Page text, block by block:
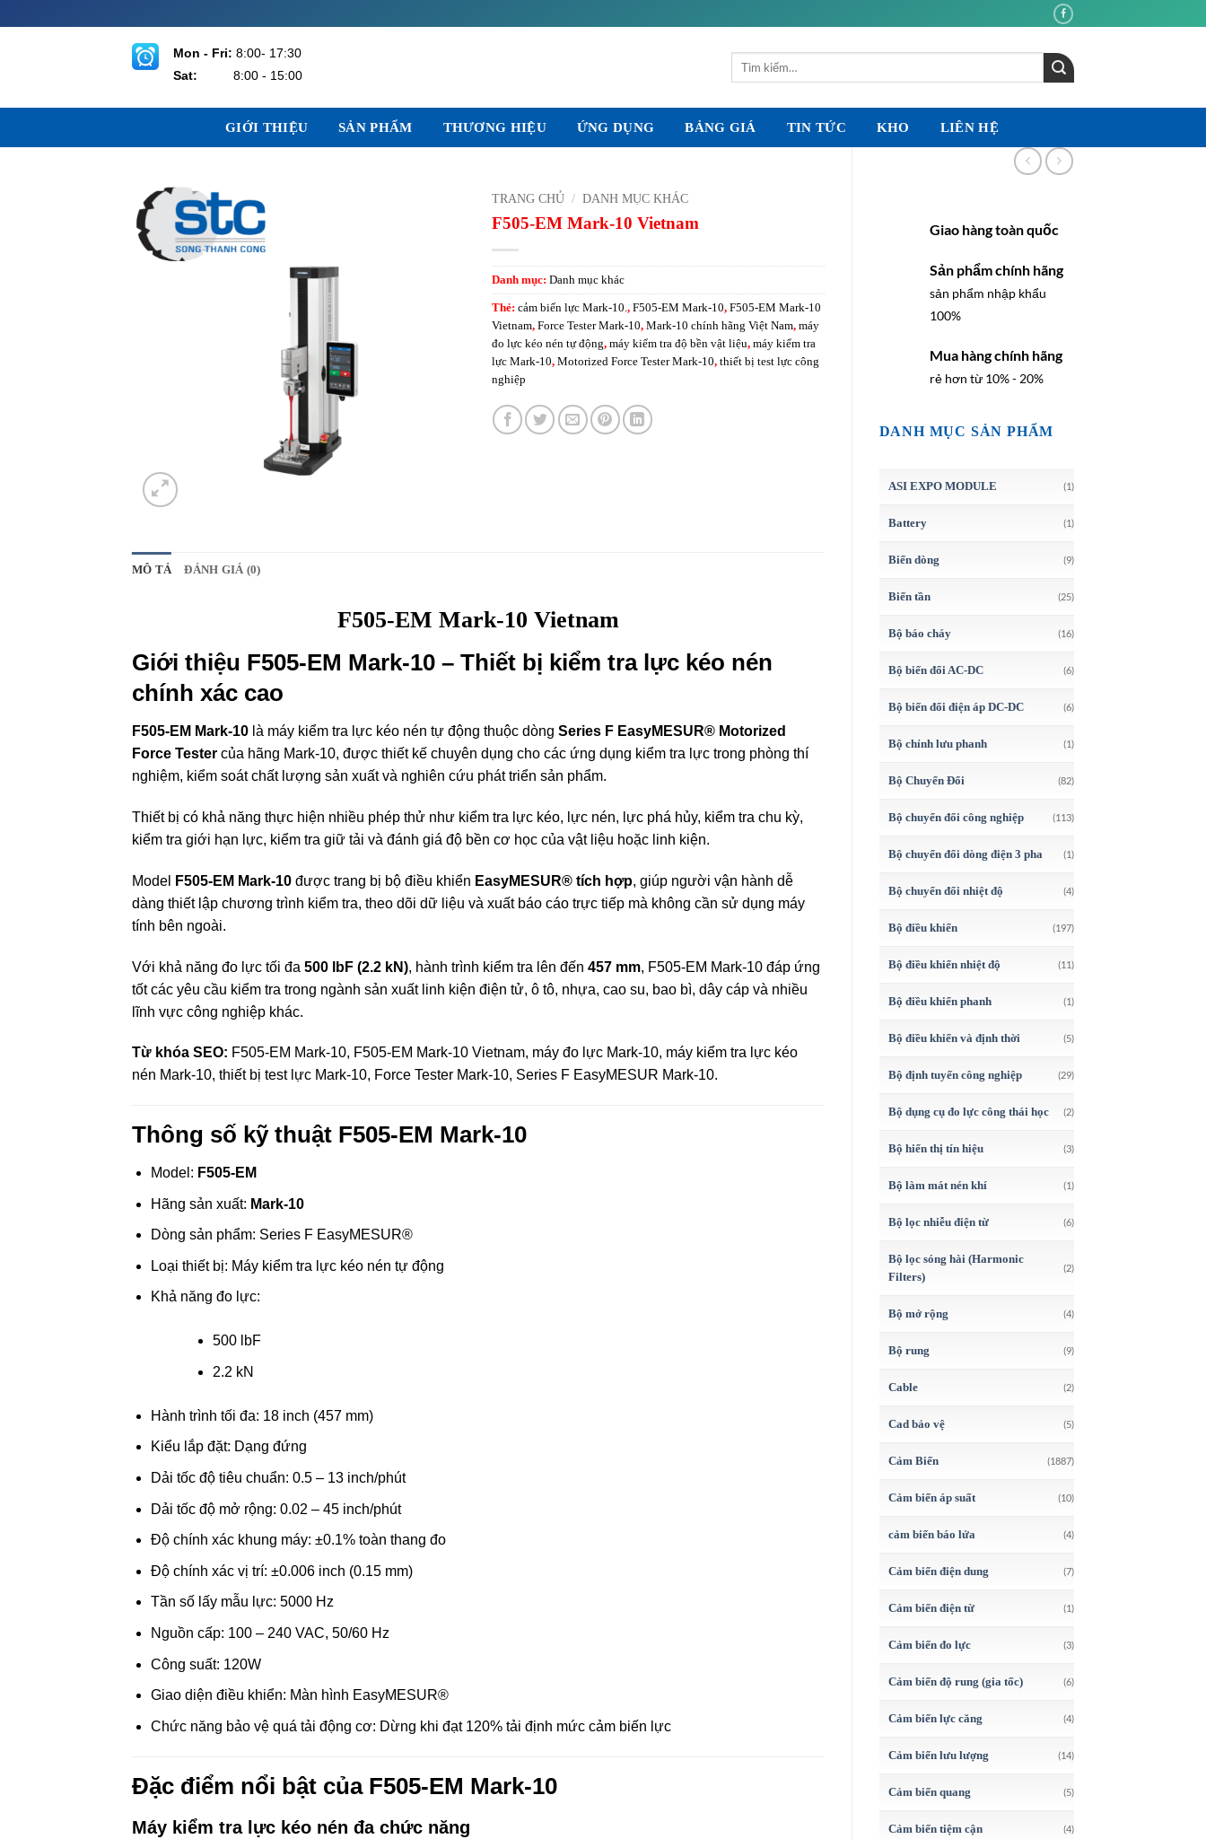
qua
Mon - Fri: 8:00- 17:30
Sat:
8:00 - 15:00
Tìm
GIỚI THIỆU SẢN PHẨM THƯƠNG HIỆU ỨNG DỤNG BẢNG GIÁ TIN TỨC KHO LIÊN HỆ
Giao hàng toàn quốc
Sản phẩm chính hãng
sản phẩm nhập khẩu
100%
Mua hàng chính hãng
rẻ hơn từ 10% - 20%
DANH MỤC SẢN PHẨM
ASI EXPO MODULE (1)
Battery (1)
Biến dòng (9)
Biến tần (25)
Bộ báo cháy (16)
Bộ biến đổi AC-DC (6)
Bộ biến đổi điện áp DC-DC (6)
Bộ chỉnh lưu phanh (1)
Bộ Chuyển Đổi (82)
Bộ chuyển đổi công nghiệp (113)
Bộ chuyển đổi dòng điện 3 pha (1)
Bộ chuyển đổi nhiệt độ (4)
Bộ điều khiển (197)
Bộ điều khiển nhiệt độ (11)
Bộ điều khiển phanh (1)
Bộ điều khiển và định thời (5)
Bộ định tuyến công nghiệp (29)
Bộ dụng cụ đo lực công thái học (2)
Bộ hiển thị tín hiệu (3)
Bộ làm mát nén khí (1)
Bộ lọc nhiễu điện từ (6)
Bộ lọc sóng hài (Harmonic
Filters)
(2)
Bộ mở rộng (4)
Bộ rung (9)
Cable (2)
Cad bảo vệ (5)
Cảm Biến (1887)
Cảm biến áp suất (10)
cảm biến báo lửa (4)
Cảm biến điện dung (7)
Cảm biến điện từ (1)
Cảm biến đo lực (3)
Cảm biến độ rung (gia tốc) (6)
Cảm biến lực căng (4)
Cảm biến lưu lượng (14)
Cảm biến quang (5)
Cảm biến tiệm cận (4)
TRANG CHỦ / DANH MỤC KHÁC
F505-EM Mark-10 Vietnam
Danh mục: Danh mục khác
Thẻ: cảm biến lực Mark-10. , F505-EM Mark-10, F505-EM Mark-10
Vietnam, Force Tester Mark-10, Mark-10 chính hãng Việt Nam, máy
đo lực kéo nén tự động, máy kiểm tra độ bền vật liệu, máy kiểm tra
lực Mark-10, Motorized Force Tester Mark-10, thiết bị test lực công
nghiệp
MÔ TẢ ĐÁNH GIÁ (0)
F505-EM Mark-10 Vietnam
Giới thiệu F505-EM Mark-10 – Thiết bị kiểm tra lực kéo nén
chính xác cao
F505-EM Mark-10 là máy kiểm tra lực kéo nén tự động thuộc dòng Series F EasyMESUR® Motorized
Force Tester của hãng Mark-10, được thiết kế chuyên dụng cho các ứng dụng kiểm tra lực trong phòng thí
nghiệm, kiểm soát chất lượng sản xuất và nghiên cứu phát triển sản phẩm.
Thiết bị có khả năng thực hiện nhiều phép thử như kiểm tra lực kéo, lực nén, lực phá hủy, kiểm tra chu kỳ,
kiểm tra giới hạn lực, kiểm tra giữ tải và đánh giá độ bền cơ học của vật liệu hoặc linh kiện.
Model F505-EM Mark-10 được trang bị bộ điều khiển EasyMESUR® tích hợp, giúp người vận hành dễ
dàng thiết lập chương trình kiểm tra, theo dõi dữ liệu và xuất báo cáo trực tiếp mà không cần sử dụng máy
tính bên ngoài.
Với khả năng đo lực tối đa 500 lbF (2.2 kN), hành trình kiểm tra lên đến 457 mm, F505-EM Mark-10 đáp ứng
tốt các yêu cầu kiểm tra trong ngành sản xuất linh kiện điện tử, ô tô, nhựa, cao su, bao bì, dây cáp và nhiều
lĩnh vực công nghiệp khác.
Từ khóa SEO: F505-EM Mark-10, F505-EM Mark-10 Vietnam, máy đo lực Mark-10, máy kiểm tra lực kéo
nén Mark-10, thiết bị test lực Mark-10, Force Tester Mark-10, Series F EasyMESUR Mark-10.
Thông số kỹ thuật F505-EM Mark-10
Model: F505-EM
Hãng sản xuất: Mark-10
Dòng sản phẩm: Series F EasyMESUR®
Loại thiết bị: Máy kiểm tra lực kéo nén tự động
Khả năng đo lực:
500 lbF
2.2 kN
Hành trình tối đa: 18 inch (457 mm)
Kiểu lắp đặt: Dạng đứng
Dải tốc độ tiêu chuẩn: 0.5 – 13 inch/phút
Dải tốc độ mở rộng: 0.02 – 45 inch/phút
Độ chính xác khung máy: ±0.1% toàn thang đo
Độ chính xác vị trí: ±0.006 inch (0.15 mm)
Tần số lấy mẫu lực: 5000 Hz
Nguồn cấp: 100 – 240 VAC, 50/60 Hz
Công suất: 120W
Giao diện điều khiển: Màn hình EasyMESUR®
Chức năng bảo vệ quá tải động cơ: Dừng khi đạt 120% tải định mức cảm biến lực
Đặc điểm nổi bật của F505-EM Mark-10
Máy kiểm tra lực kéo nén đa chức năng